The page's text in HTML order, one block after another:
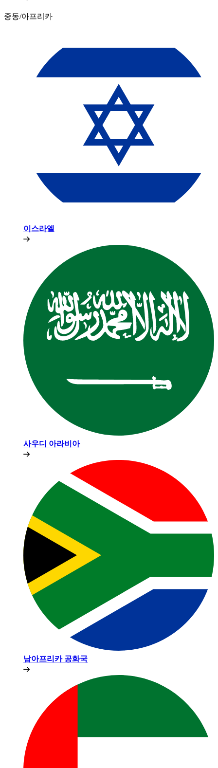
중동/아프리카​​
이스라엘​​
사우디 아라비아​​
남아프리카 공화국​​